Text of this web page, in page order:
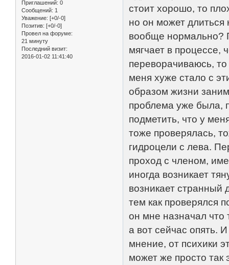
Приглашений: 0
Сообщений: 1
Уважение: [+0/-0]
Позитив: [+0/-0]
Провел на форуме:
21 минуту
Последний визит:
2016-01-02 11:41:40
стоит хорошо, то
но он может длиться
вообще нормально?
мягчает в процессе,
переворачиваюсь,
меня хуже стало с
образом жизни
проблема уже была,
подметить, что у
тоже проверялась,
гидроцели с лева.
проход с членом,
иногда возникает
возникает странный
тем как проверялся
он мне назначал
а вот сейчас опять.
мнение, от психики
может же просто так